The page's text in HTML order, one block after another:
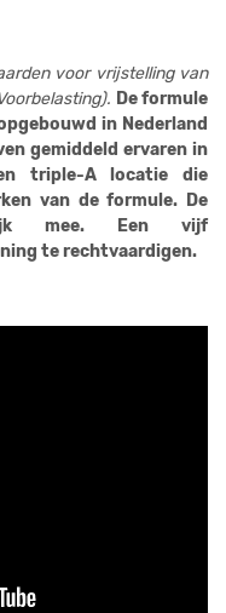
voor vrijstelling van
De formule
in Nederland
gemiddeld ervaren in
triple-A locatie die
van de formule. De
mee. Een vijf
te rechtvaardigen.